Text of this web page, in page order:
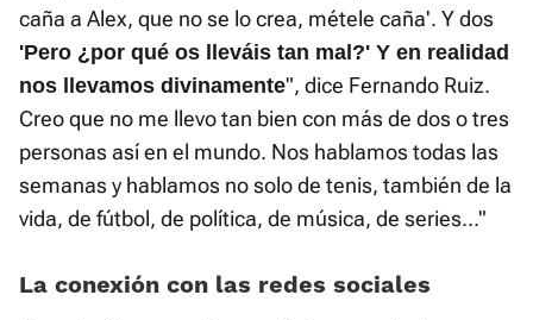
caña a Alex, que no se lo crea, métele caña'. Y dos
'Pero ¿por qué os lleváis tan mal?' Y en realidad
nos llevamos divinamente", dice Fernando Ruiz.
Creo que no me llevo tan bien con más de dos o tres
personas así en el mundo. Nos hablamos todas las
semanas y hablamos no solo de tenis, también de la
vida, de fútbol, de política, de música, de series..."
La conexión con las redes sociales